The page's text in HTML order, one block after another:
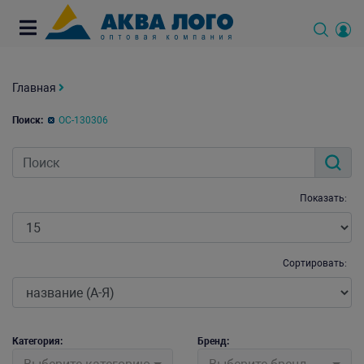
Главная
Поиск: OC-130306
Показать:
Сортировать:
Категория: Бренд: